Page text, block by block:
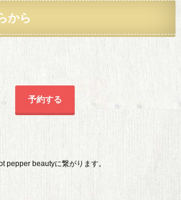
から
予約する
pepper beautyに繋がります。